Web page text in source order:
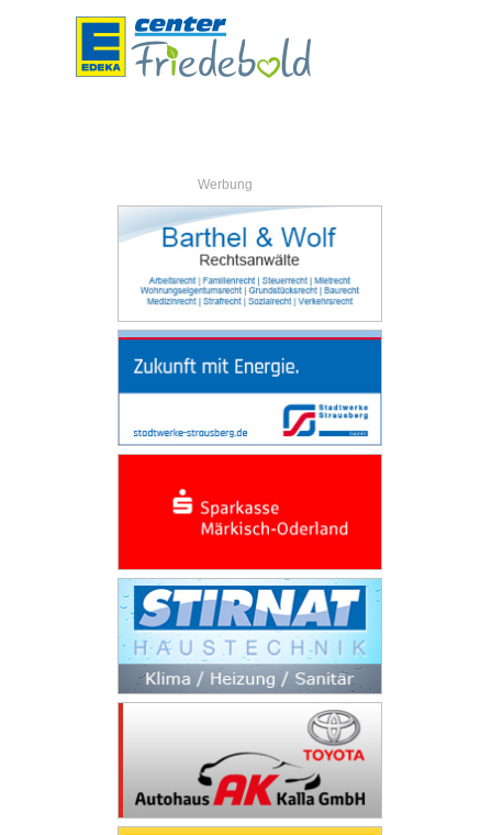
Werbung